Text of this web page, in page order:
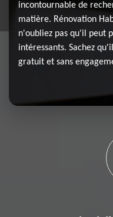
incontournable de
matière. Rénovation
n'oubliez pas qu'il peut
intéressants. Sachez
gratuit et sans